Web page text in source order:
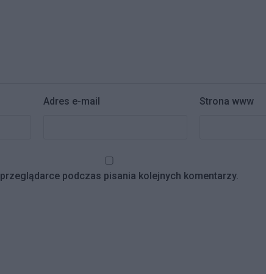
Adres e-mail Strona www
podczas pisania kolejnych komentarzy.